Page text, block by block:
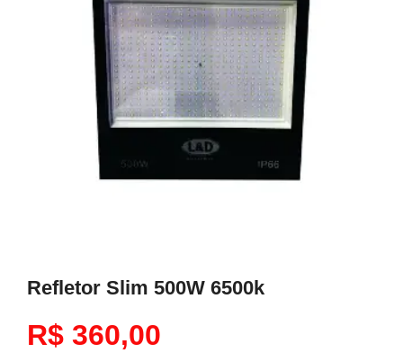
Refletor Slim 500W 6500k
R$ 360,00